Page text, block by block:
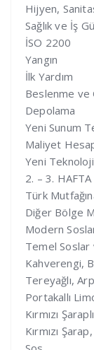
Hijyen,
Sağlık ve İş
İSO 2200
Yangın
İlk Yardım
Beslenme ve
Depolama
Yeni Sunum
Maliyet
Yeni
2. – 3. HAFTA
Türk
Diğer Bölge
Modern
Temel Soslar
Kahverengi,
Tereyağlı,
Portakallı
Kırmızı
Kırmızı